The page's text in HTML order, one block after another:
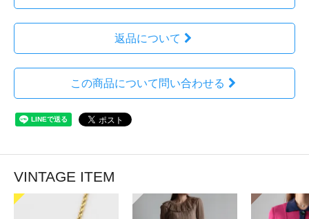
返品について
この商品について問い合わせる
VINTAGE ITEM